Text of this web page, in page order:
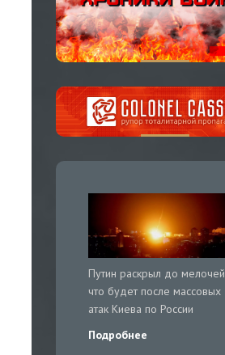
Путин раскрыл до мелочей,
что будет после массовых
атак Киева по России
Подробнее